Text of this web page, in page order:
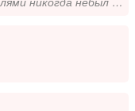
живу в деревне с родителями никогда небыл женат. хочу найти половинку, нужны серьезные отношения